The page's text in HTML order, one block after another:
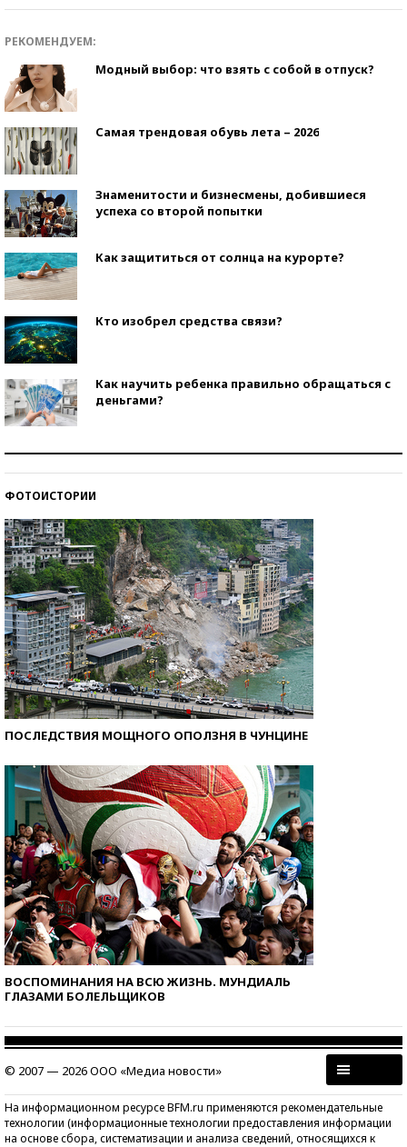
РЕКОМЕНДУЕМ:
Модный выбор: что взять с собой в отпуск?
Самая трендовая обувь лета – 2026
Знаменитости и бизнесмены, добившиеся
успеха со второй попытки
Как защититься от солнца на курорте?
Кто изобрел средства связи?
Как научить ребенка правильно обращаться с
деньгами?
ФОТОИСТОРИИ
ПОСЛЕДСТВИЯ МОЩНОГО ОПОЛЗНЯ В ЧУНЦИНЕ
ВОСПОМИНАНИЯ НА ВСЮ ЖИЗНЬ. МУНДИАЛЬ
ГЛАЗАМИ БОЛЕЛЬЩИКОВ
© 2007 — 2026 ООО «Медиа новости»
На информационном ресурсе BFM.ru применяются рекомендательные
технологии (информационные технологии предоставления информации
на основе сбора, систематизации и анализа сведений, относящихся к